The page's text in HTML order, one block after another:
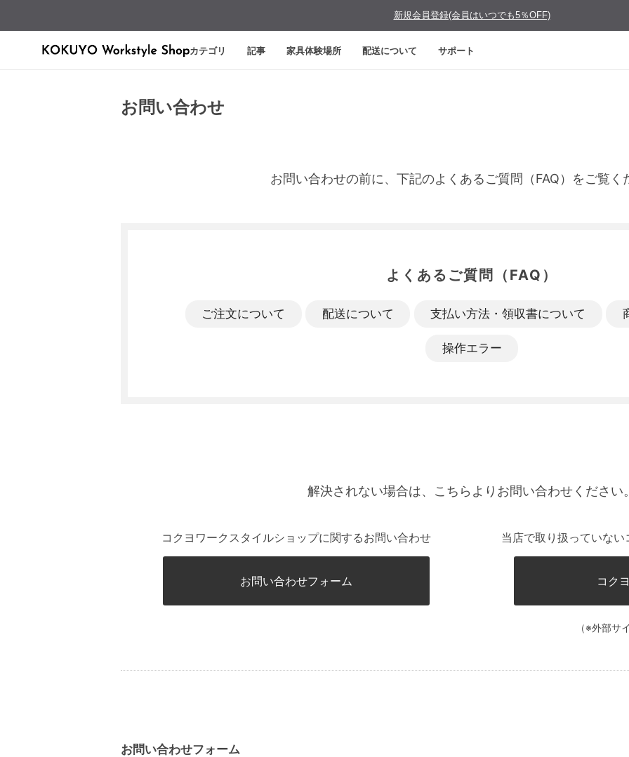
新規会員登録(会員はいつでも5％OFF)
カテゴリ 記事 家具体験場所 配送について サポート
お問い合わせ
お問い合わせの前に、下記のよくあるご質問（FAQ）をご覧く
よくあるご質問（FAQ）
ご注文について 配送について 支払い方法・領収書について
操作エラー
解決されない場合は、こちらよりお問い合わせください。
コクヨワークスタイルショップに関するお問い合わせ
お問い合わせフォーム
当店で取り扱っていな
コク
（※外部サ
お問い合わせフォーム